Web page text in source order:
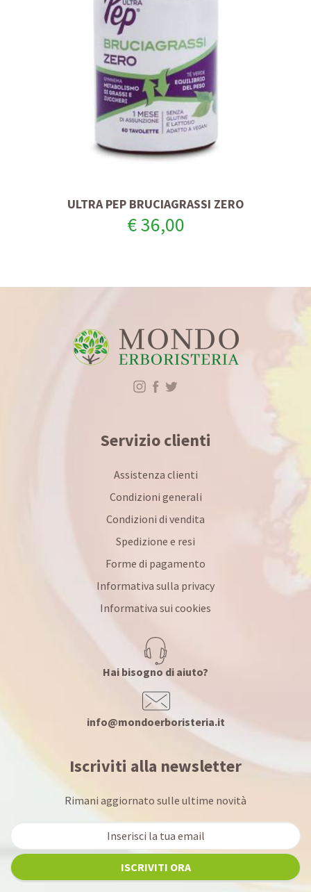
ULTRA PEP BRUCIAGRASSI ZERO
€ 36,00
Servizio clienti
Assistenza clienti
Condizioni generali
Condizioni di vendita
Spedizione e resi
Forme di pagamento
Informativa sulla privacy
Informativa sui cookies
Hai bisogno di aiuto?
info@mondoerboristeria.it
Iscriviti alla newsletter
Rimani aggiornato sulle ultime novità
ISCRIVITI ORA